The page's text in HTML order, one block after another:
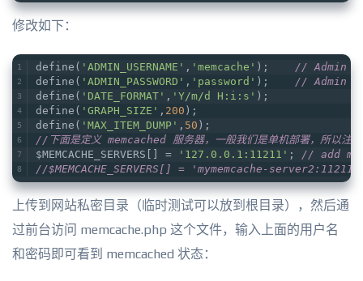
修改如下：
define( 'ADMIN_USERNAME' , 'memcache' );
// Admin
define( 'ADMIN_PASSWORD' , 'password' ); // Admin
define( 'DATE_FORMAT' , 'Y/m/d H:i:s' );
define( 'GRAPH_SIZE' , 200 );
define( 'MAX_ITEM_DUMP' , 50 );
//下面是定义 memcached 服务器，一般我们是单机部署，所以注
$MEMCACHE_SERVERS[] =
'127.0.0.1:11211' ;
// add
//$MEMCACHE_SERVERS[] = 'mymemcache-
上传到网站私密目录（临时测试可以放到根目录），然后通
过前台访问 memcache.php 这个文件，输入上面的用户名
和密码即可看到 memcached 状态：